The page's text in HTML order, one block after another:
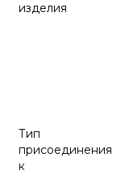
изделия
Тип
присоединения
к